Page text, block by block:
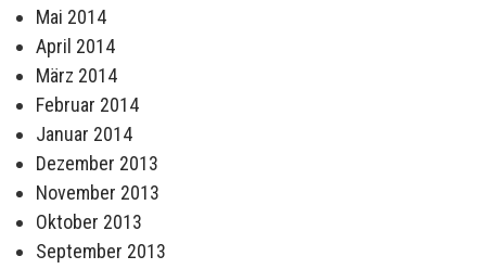
Mai 2014
April 2014
März 2014
Februar 2014
Januar 2014
Dezember 2013
November 2013
Oktober 2013
September 2013